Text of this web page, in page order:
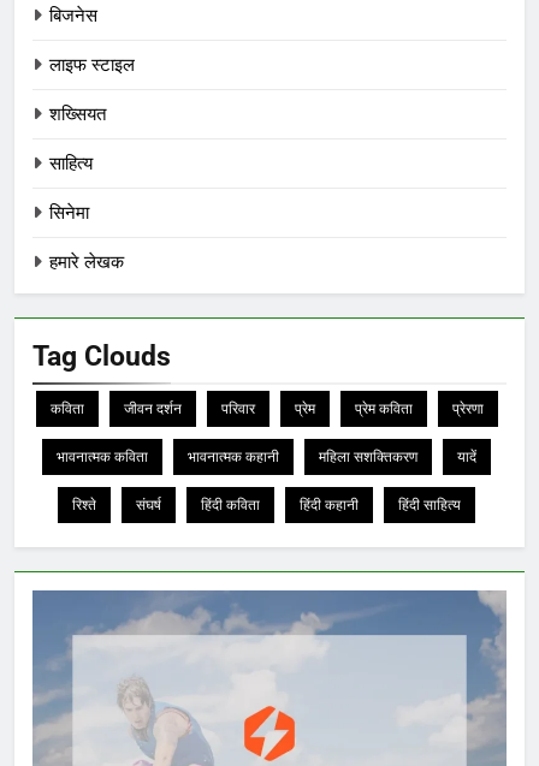
बिजनेस
लाइफ स्टाइल
शख्सियत
साहित्य
सिनेमा
हमारे लेखक
Tag Clouds
कविता जीवन दर्शन परिवार प्रेम प्रेम कविता प्रेरणा
भावनात्मक कविता भावनात्मक कहानी महिला सशक्तिकरण यादें
रिश्ते संघर्ष हिंदी कविता हिंदी कहानी हिंदी साहित्य